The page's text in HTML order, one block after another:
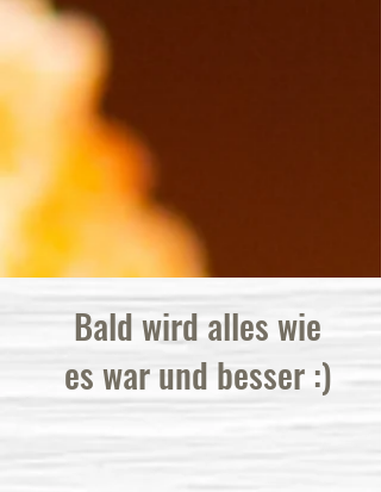
Bald wird alles wie
es war und besser :)